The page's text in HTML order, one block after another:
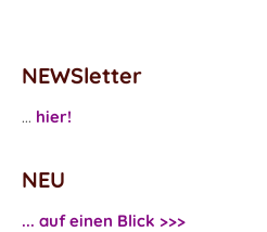
NEWSletter
... hier!
NEU
... auf einen Blick >>>